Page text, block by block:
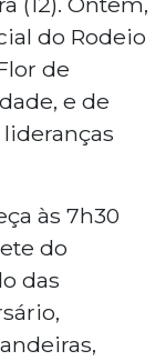
do Rodeio
de
e de
às 7h30
do
das